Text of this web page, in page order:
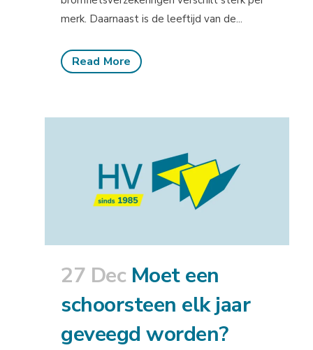
merk. Daarnaast is de leeftijd van de...
Read More
27 Dec Moet een
schoorsteen elk jaar
geveegd worden?